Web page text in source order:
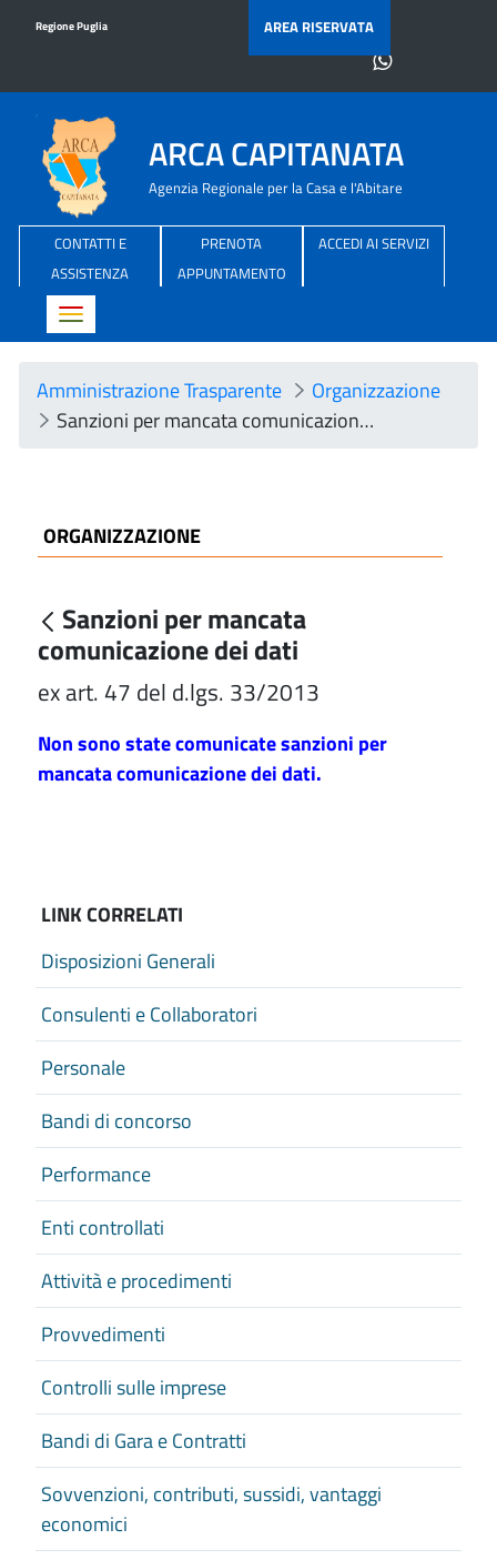
Regione Puglia AREA RISERVATA
ARCA CAPITANATA
Agenzia Regionale per la Casa e l'Abitare
CONTATTI E
ASSISTENZA
PRENOTA
APPUNTAMENTO
ACCEDI AI SERVIZI
Toggle navigation
Amministrazione Trasparente
Organizzazione
Sanzioni per mancata comunicazione dei dati
LINK CORRELATI
Disposizioni Generali
Consulenti e Collaboratori
Personale
Bandi di concorso
Performance
Enti controllati
Attività e procedimenti
Provvedimenti
Controlli sulle imprese
Bandi di Gara e Contratti
Sovvenzioni, contributi, sussidi, vantaggi
economici
ORGANIZZAZIONE
Sanzioni per mancata
comunicazione dei dati
ex art. 47 del d.lgs. 33/2013
Non sono state comunicate sanzioni per
mancata comunicazione dei dati.